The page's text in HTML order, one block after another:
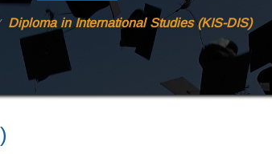
Diploma in International Studies (KIS-DIS)